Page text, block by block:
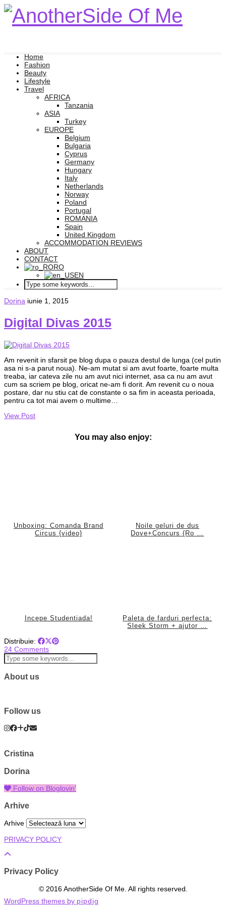
Home
Fashion
Beauty
Lifestyle
Travel
AFRICA
Tanzania
ASIA
Turkey
EUROPE
Belgium
Bulgaria
Cyprus
Germany
Hungary
Italy
Netherlands
Norway
Poland
Portugal
ROMANIA
Spain
United Kingdom
ACCOMMODATION REVIEWS
ABOUT
CONTACT
RO
EN
Dorina iunie 1, 2015
Digital Divas 2015
Am revenit in sfarsit pe blog dupa o pauza destul de lunga (cel putin
asa ni s-a parut noua). Ne-am mutat si am avut foarte, foarte multa
treaba, iar cateva zile nu am avut nici internet, asa ca nu am avut
cum sa scriem pe blog, oricat ne-am fi dorit. Am revenit cu o noua
postare, dar nu stiu cat de constante o sa fim in aceasta perioada,
pentru ca tot mai avem o multime…
View Post
You may also enjoy:
Unboxing: Comanda Brand
Circus {video}
Noile geluri de dus
Dove+Concurs {Ro …
Incepe Studentiada!
Paleta de farduri perfecta:
Sleek Storm + ajutor …
Distribuie:
24 Comments
About us
Follow us
Cristina
Dorina
Follow on Bloglovin'
Arhive
Arhive
PRIVACY POLICY
Privacy Policy
© 2016 AnotherSide Of Me. All rights reserved.
WordPress themes by pipdig